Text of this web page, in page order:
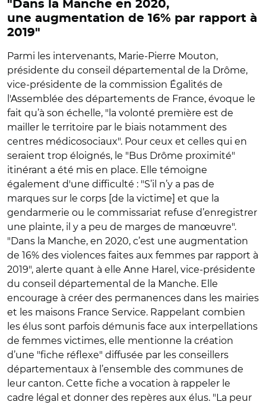
"Dans la Manche en 2020,
une augmentation de 16% par rapport à
2019"
Parmi les intervenants, Marie-Pierre Mouton,
présidente du conseil départemental de la Drôme,
vice-présidente de la commission Égalités de
l'Assemblée des départements de France, évoque le
fait qu’à son échelle, "la volonté première est de
mailler le territoire par le biais notamment des
centres médicosociaux". Pour ceux et celles qui en
seraient trop éloignés, le "Bus Drôme proximité"
itinérant a été mis en place. Elle témoigne
également d'une difficulté : "S’il n’y a pas de
marques sur le corps [de la victime] et que la
gendarmerie ou le commissariat refuse d’enregistrer
une plainte, il y a peu de marges de manœuvre".
"Dans la Manche, en 2020, c’est une augmentation
de 16% des violences faites aux femmes par rapport à
2019", alerte quant à elle Anne Harel, vice-présidente
du conseil départemental de la Manche. Elle
encourage à créer des permanences dans les mairies
et les maisons France Service. Rappelant combien
les élus sont parfois démunis face aux interpellations
de femmes victimes, elle mentionne la création
d’une "fiche réflexe" diffusée par les conseillers
départementaux à l’ensemble des communes de
leur canton. Cette fiche a vocation à rappeler le
cadre légal et donner des repères aux élus. "La peur